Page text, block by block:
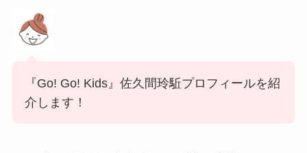
『Go! Go! Kids』佐久間玲駈プロフィールを紹
介します！